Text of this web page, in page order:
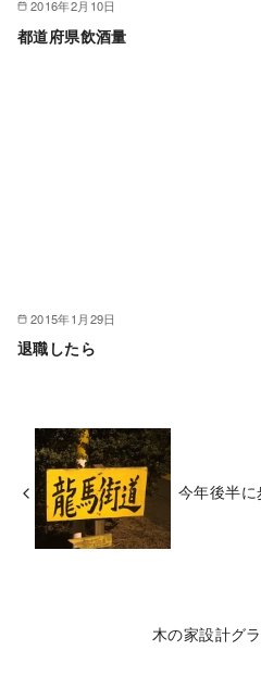
2016年2月10日
都道府県飲酒量
2015年1月29日
退職したら
今年後半
木の家設計グ